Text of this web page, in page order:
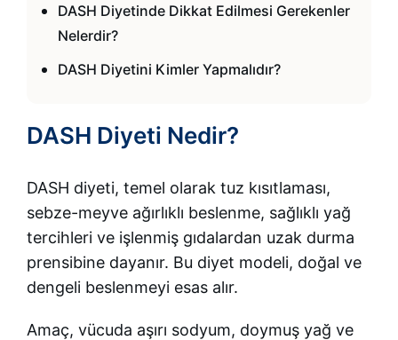
DASH Diyetinde Dikkat Edilmesi Gerekenler
Nelerdir?
DASH Diyetini Kimler Yapmalıdır?
DASH Diyeti Nedir?
DASH diyeti, temel olarak tuz kısıtlaması,
sebze-meyve ağırlıklı beslenme, sağlıklı yağ
tercihleri ve işlenmiş gıdalardan uzak durma
prensibine dayanır. Bu diyet modeli, doğal ve
dengeli beslenmeyi esas alır.
Amaç, vücuda aşırı sodyum, doymuş yağ ve